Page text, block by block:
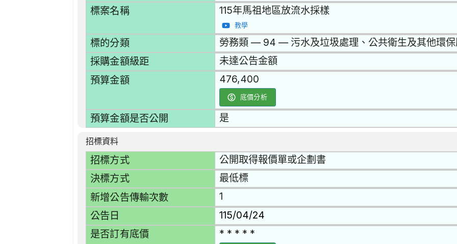
標案名稱 115年馬祖地區放流水採樣
教學
標的分類 勞務類 — 94 — 污水及垃圾處理、公共衛生及其他環保
採購金額級距 未達公告金額
預算金額 476,400
底價分析
預算金額是否公開 是
招標資料
招標方式 公開取得報價單或企劃書
決標方式 最低標
新增公告傳輸次數 1
公告日 115/04/24
是否訂有底價 * * * * *